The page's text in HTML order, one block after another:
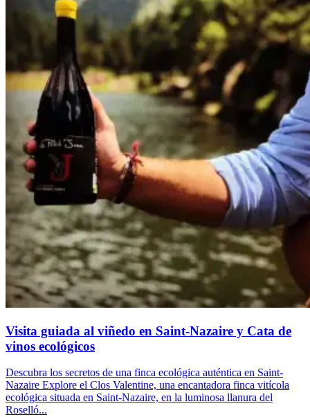
Visita guiada al viñedo en Saint-Nazaire y Cata de
vinos ecológicos
Descubra los secretos de una finca ecológica auténtica en Saint-
Nazaire Explore el Clos Valentine, una encantadora finca vitícola
ecológica situada en Saint-Nazaire, en la luminosa llanura del
Roselló...